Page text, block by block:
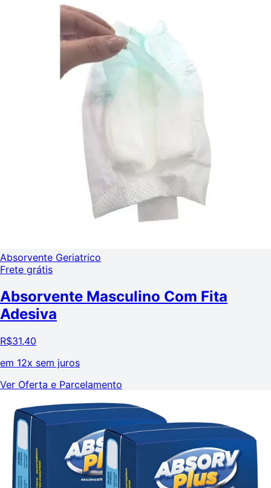
Absorvente Geriatrico
Frete grátis
Absorvente Masculino Com Fita
Adesiva
R$31,40
em 12x sem juros
Ver Oferta e Parcelamento